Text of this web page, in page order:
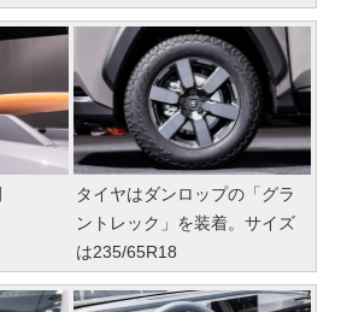
タイヤはダンロップの「グラ
ントレック」を装着。サイズ
は235/65R18